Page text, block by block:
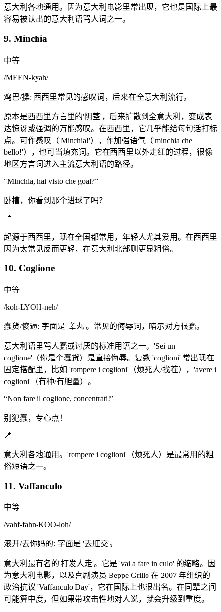
意大利各地通用。因为意大利电影里常出现，它也是国际上最
容易被认出的意大利语骂人词之一。
9. Minchia
中等
/MEEN-kyah/
鸡巴/操: 西西里常见的感叹词，后来在全意大利流行。
原本是西西里方言里的'阴茎'，后来扩散到全意大利，变成表
达惊讶或强调的万能感叹。在西西里，它几乎能给每句话打标
点。可作感叹（'Minchia!'），作加强语气（'minchia che
bello!'），也可当填充词。它在西西里以外走红的过程，很像
地区方言词进入主流意大利语的路径。
“Minchia, hai visto che goal?”
卧槽，你看到那个进球了吗？
📍
起源于西西里，现在全国都常用，年轻人尤其爱用。在西西里
因为太常见反而更轻，在意大利北部则更显粗俗。
10. Coglione
中等
/koh-LYOH-neh/
蠢货/傻逼: 字面是 '睾丸'。常见的侮辱词，暗示对方很蠢。
意大利语里骂人蠢或讨厌的标准用语之一。'Sei un
coglione'（你是个蠢货）是直接侮辱。复数 'coglioni' 常出现在
固定搭配里，比如 'rompere i coglioni'（烦死人/找茬），'avere i
coglioni'（有种/有胆量）。
“Non fare il coglione, concentrati!”
别犯蠢，专心点！
📍
意大利各地通用。'rompere i coglioni'（烦死人）是最常用的粗
俗短语之一。
11. Vaffanculo
中等
/vahf-fahn-KOO-loh/
滚开/去你妈的: 字面是 '去肛交'。
意大利最有名的'打发人走'。它是 'vai a fare in culo' 的缩略。因
为意大利电影，以及喜剧演员 Beppe Grillo 在 2007 年组织的
政治抗议 'Vaffanculo Day'，它在国际上也很出名。在同辈之间
可能算中度，但如果带攻击性地对人说，就会升级到重度。